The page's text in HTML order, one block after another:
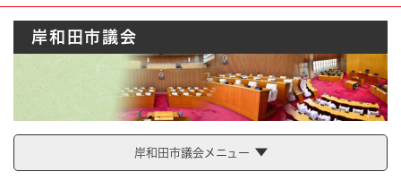
助
緊
情
報
Foreign language
やさしい日本語
防災・緊急情報
ハザードマップ AED設置箇所
とじる
岸和田市議会
岸和田市議会メニュー